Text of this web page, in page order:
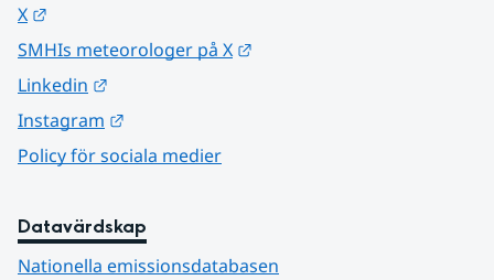
X
SMHIs meteorologer på X
Linkedin
Instagram
Policy för sociala medier
Datavärdskap
Nationella emissionsdatabasen